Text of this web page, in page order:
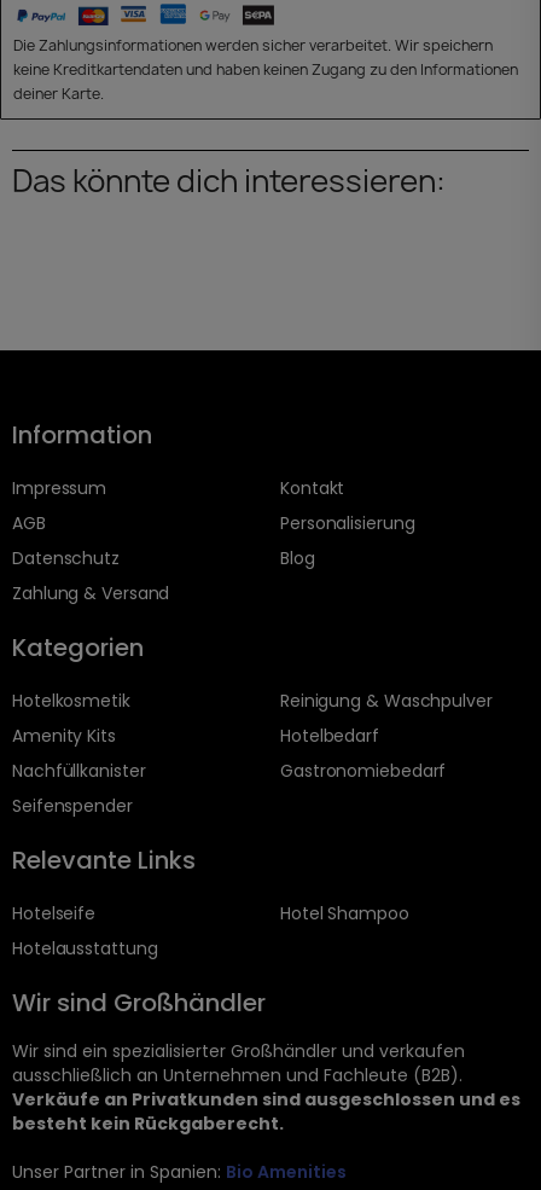
Die Zahlungsinformationen werden sicher verarbeitet. Wir speichern
keine Kreditkartendaten und haben keinen Zugang zu den Informationen
deiner Karte.
Das könnte dich interessieren:
Information
Impressum
AGB
Datenschutz
Zahlung & Versand
Kontakt
Personalisierung
Blog
Kategorien
Hotelkosmetik
Amenity Kits
Nachfüllkanister
Seifenspender
Reinigung & Waschpulver
Hotelbedarf
Gastronomiebedarf
Relevante Links
Hotelseife
Hotelausstattung
Hotel Shampoo
Wir sind Großhändler
Wir sind ein spezialisierter Großhändler und verkaufen
ausschließlich an Unternehmen und Fachleute (B2B).
Verkäufe an Privatkunden sind ausgeschlossen und es
besteht kein Rückgaberecht.
Unser Partner in Spanien: Bio Amenities